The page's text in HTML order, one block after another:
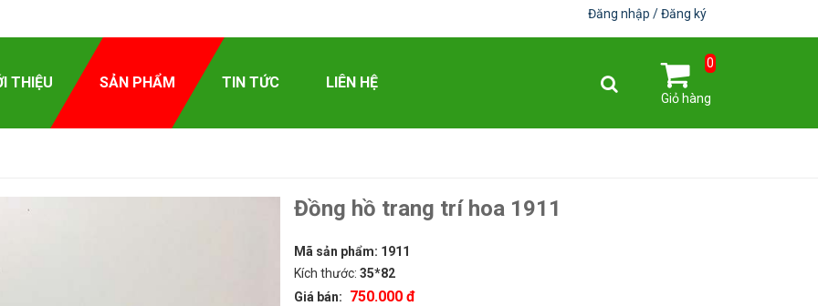
Đăng nhập Đăng ký
THIỆU SẢN PHẨM TIN TỨC LIÊN HỆ
0
Giỏ hàng
Đồng hồ trang trí hoa 1911
Mã sản phẩm: 1911
Kích thước: 35*82
Giá bán:
750.000 đ